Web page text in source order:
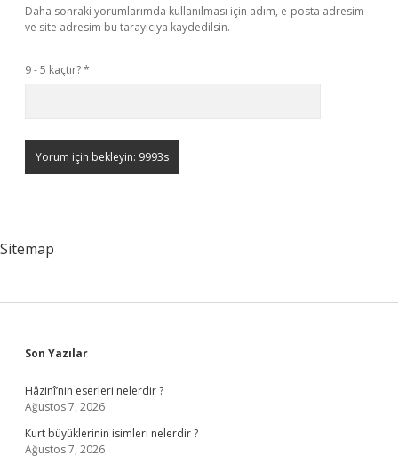
Daha sonraki yorumlarımda kullanılması için adım, e-posta adresim
ve site adresim bu tarayıcıya kaydedilsin.
9 - 5 kaçtır?*
Sitemap
Sidebar
Son Yazılar
Hâzinî’nin eserleri nelerdir ?
Ağustos 7, 2026
Kurt büyüklerinin isimleri nelerdir ?
Ağustos 7, 2026